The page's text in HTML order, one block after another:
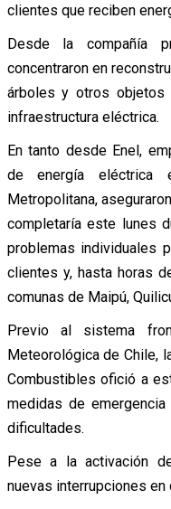
clientes que reciben
Desde la compañía
concentraron en
árboles y otros
infraestructura eléctrica.
En tanto desde Enel,
de energía eléctrica
Metropolitana,
completaría este lunes
problemas individuales
clientes y, hasta horas
comunas de Maipú,
Previo al sistema
Meteorológica de Chile,
Combustibles ofició a
medidas de
dificultades.
Pese a la activación
nuevas interrupciones